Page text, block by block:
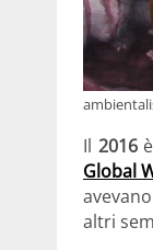
Il 2016è
Global
altri